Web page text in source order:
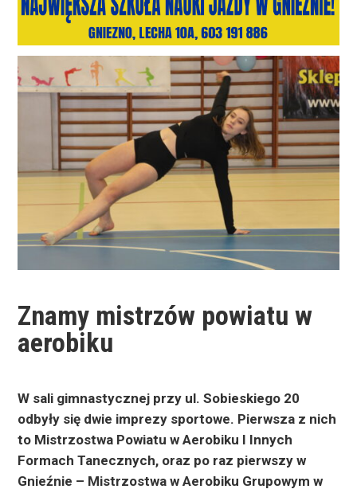
Znamy mistrzów powiatu w
aerobiku
W sali gimnastycznej przy ul. Sobieskiego 20
odbyły się dwie imprezy sportowe. Pierwsza z nich
to Mistrzostwa Powiatu w Aerobiku I Innych
Formach Tanecznych, oraz po raz pierwszy w
Gnieźnie – Mistrzostwa w Aerobiku Grupowym w